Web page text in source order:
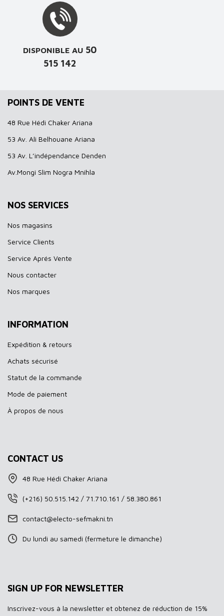
DISPONIBLE AU 50
515 142
POINTS DE VENTE
48 Rue Hédi Chaker Ariana
53 Av. Ali Belhouane Ariana
53 Av. L’indépendance Denden
Av.Mongi Slim Nogra Mnihla
NOS SERVICES
Nos magasins
Service Clients
Service Aprés Vente
Nous contacter
Nos marques
INFORMATION
Expédition & retours
Achats sécurisé
Statut de la commande
Mode de paiement
À propos de nous
CONTACT US
48 Rue Hédi Chaker Ariana
(+216) 50.515.142 / 71.710.161 / 58.380.861
contact@electo-sefmakni.tn
Du lundi au samedi (fermeture le dimanche)
SIGN UP FOR NEWSLETTER
Inscrivez-vous à la newsletter et obtenez de réduction de 15%